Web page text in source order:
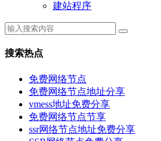
建站程序
搜索热点
免费网络节点
免费网络节点地址分享
vmess地址免费分享
免费网络节点节享
ssr网络节点地址免费分享